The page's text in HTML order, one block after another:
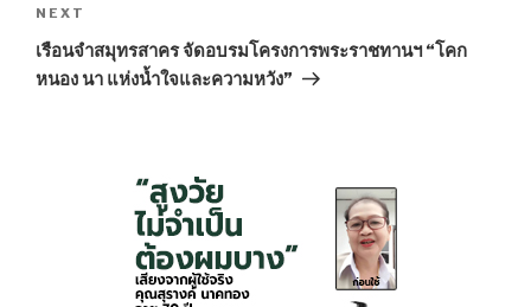
Next
Post
NEXT
เรือนจำสมุทรสาคร จัดอบรมโครงการพระราชทานฯ “โคก
หนอง นา แห่งน้ำใจและความหวัง”